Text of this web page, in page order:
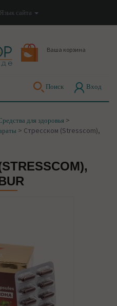
Язык сайта
Ваша корзина
Поиск Вход
для здоровья >
> Стресском (Stresscom),